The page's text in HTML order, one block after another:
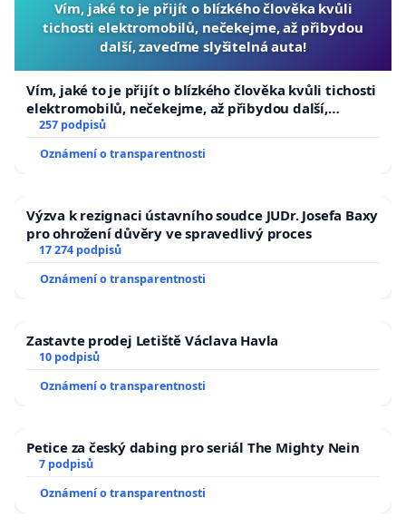
Vím, jaké to je přijít o blízkého člověka kvůli
tichosti elektromobilů, nečekejme, až přibydou
další, zaveďme slyšitelná auta!
Vím, jaké to je přijít o blízkého člověka kvůli tichosti
elektromobilů, nečekejme, až přibydou další,
zaveďme slyšitelná auta!
257 podpisů
Oznámení o transparentnosti
Výzva k rezignaci ústavního soudce JUDr. Josefa Baxy
pro ohrožení důvěry ve spravedlivý proces
17 274 podpisů
Oznámení o transparentnosti
Zastavte prodej Letiště Václava Havla
10 podpisů
Oznámení o transparentnosti
Petice za český dabing pro seriál The Mighty Nein
7 podpisů
Oznámení o transparentnosti